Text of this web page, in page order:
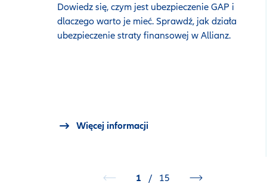
Dowiedz się, czym jest ubezpieczenie GAP i
dlaczego warto je mieć. Sprawdź, jak działa
ubezpieczenie straty finansowej w Allianz.
Więcej informacji
1 / 15